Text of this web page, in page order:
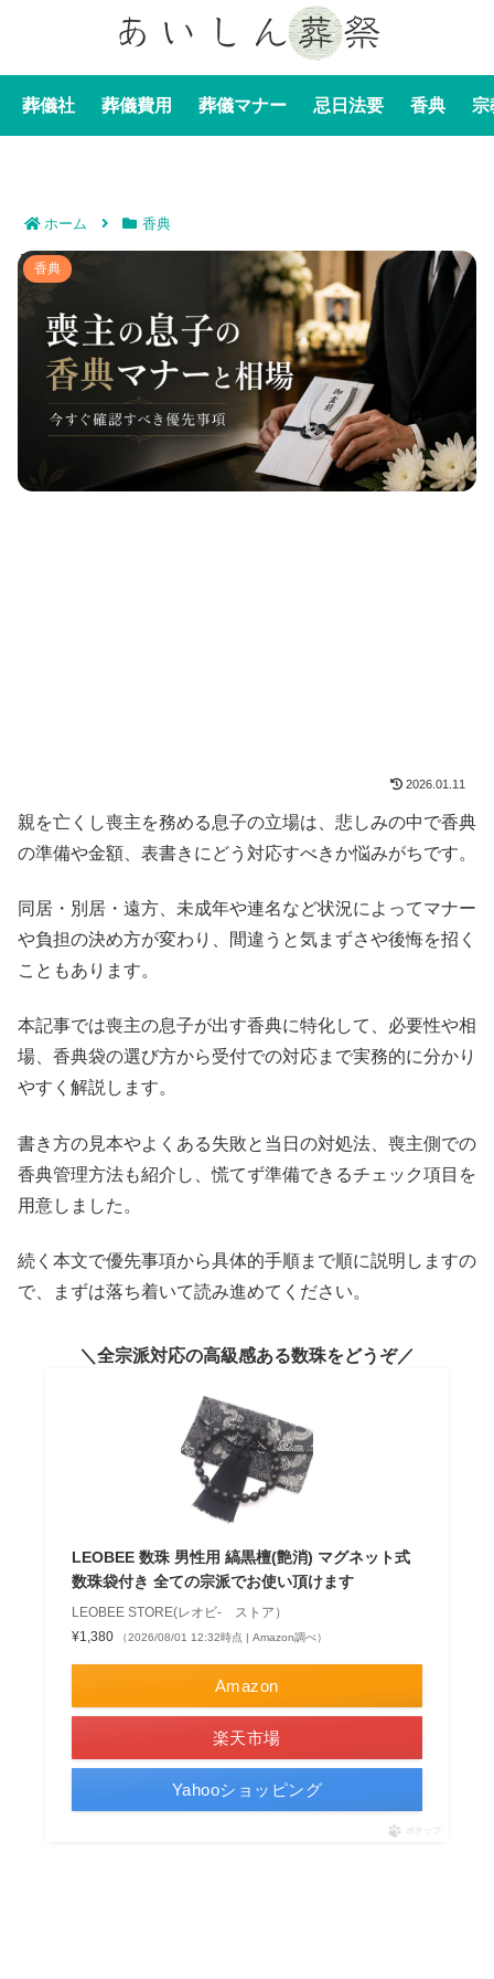
葬儀社 葬儀費用 葬儀マナー 忌日法要 香典 宗
ホーム 香典
喪主の息子の香典マナーと相場｜今すぐ確認すべき優先
事項
香典
2026.01.11
親を亡くし喪主を務める息子の立場は、悲しみの中で香典
の準備や金額、表書きにどう対応すべきか悩みがちです。
同居・別居・遠方、未成年や連名など状況によってマナー
や負担の決め方が変わり、間違うと気まずさや後悔を招く
こともあります。
本記事では喪主の息子が出す香典に特化して、必要性や相
場、香典袋の選び方から受付での対応まで実務的に分かり
やすく解説します。
書き方の見本やよくある失敗と当日の対処法、喪主側での
香典管理方法も紹介し、慌てず準備できるチェック項目を
用意しました。
続く本文で優先事項から具体的手順まで順に説明しますの
で、まずは落ち着いて読み進めてください。
全宗派対応の高級感ある数珠をどうぞ
LEOBEE 数珠 男性用 縞黒檀(艶消) マグネット式
数珠袋付き 全ての宗派でお使い頂けます
LEOBEE STORE(レオビ- ストア）
¥1,380
（2026/08/01 12:32時点 | Amazon調べ）
Amazon
楽天市場
Yahooショッピング
ポチップ